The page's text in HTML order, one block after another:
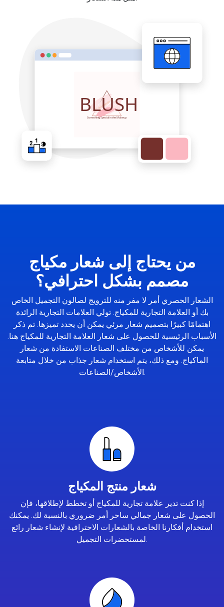
من يحتاج إلى شعار مكياج
مصمم بشكل احترافي؟
الشعار الحصري أمر لا مفر منه للترويج لصالون التجميل الخاص
بك أو العلامة التجارية للمكياج. تولي العلامات التجارية الرائدة
اهتمامًا كبيرًا بتصميم شعار مرئي يمكن أن يحدد تميزها. تم ذكر
الأسباب الرئيسية للحصول على شعار العلامة التجارية للمكياج هنا.
يمكن للأشخاص من مختلف الصناعات الاستفادة من شعار
الماكياج. ومع ذلك، يتم استخدام شعار جذاب من خلال متابعة
الأشخاص/الصناعات.
شعار منتج المكياج
إذا كنت تدير علامة تجارية للمكياج أو تخطط لإطلاقها، فإن
الحصول على شعار جمالي ساحر أمر ضروري بالنسبة لك. يمكنك
استخدام أفكارنا الخاصة بالشعارات الاحترافية لإنشاء شعار رائع
لمستحضرات التجميل.